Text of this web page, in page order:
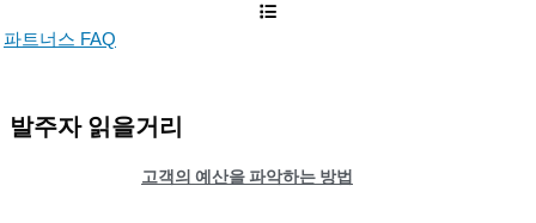
파트너스 FAQ
발주자 읽을거리
고객의 예산을 파악하는 방법